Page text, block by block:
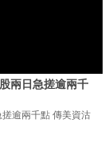
兩日急搓逾兩千
搓逾兩千點 傳美資沽